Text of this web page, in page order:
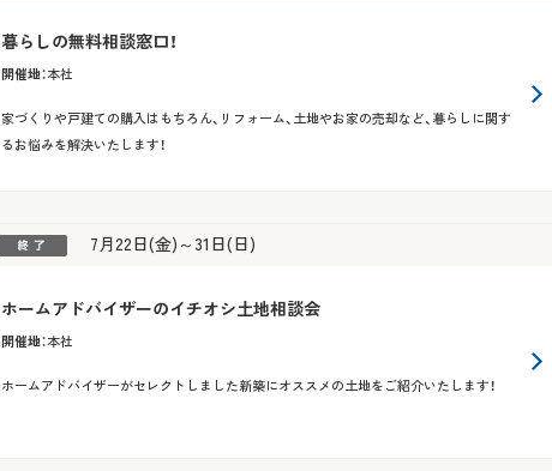
暮らしの無料相談窓口！
開催地：本社
家づくりや戸建ての購入はもちろん、リフォーム、土地やお家の売却など、暮らしに関す
るお悩みを解決いたします！
7月22日(金)～31日(日)
ホームアドバイザーのイチオシ土地相談会
開催地：本社
ホームアドバイザーがセレクトしました新築にオススメの土地をご紹介いたします！